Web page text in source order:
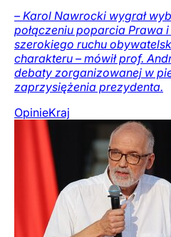
– Karol Nawrocki wygrał
połączeniu poparcia Prawa
szerokiego ruchu
charakteru – mówił prof.
debaty zorganizowanej w
zaprzysiężenia prezydenta.
OpinieKraj